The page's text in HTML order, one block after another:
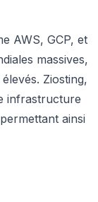
AWS, GCP, et
massives,
Ziosting,
infrastructure
ainsi